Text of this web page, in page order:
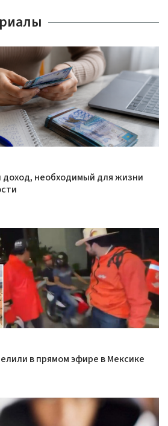
доход, необходимый для жизни
в прямом эфире в Мексике